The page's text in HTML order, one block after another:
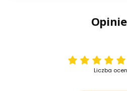
Opinie
Liczba